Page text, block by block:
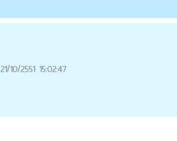
21/10/2551 15:02:47